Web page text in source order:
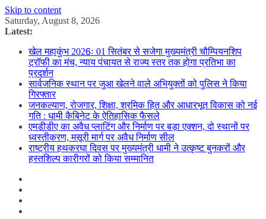
Skip to content
Saturday, August 8, 2026
Latest:
खेल महाकुंभ 2026ः 01 सितंबर से सजेगा मुख्यमंत्री चौम्पियनशिप
ट्रॉफी का मंच, न्याय पंचायत से राज्य स्तर तक होगा प्रतिभा का
प्रदर्शन
सार्वजनिक स्थान पर जुआ खेलने वाले अभियुक्तों को पुलिस ने किया
गिरफ्तार
जनकल्याण, रोजगार, शिक्षा, श्रमिक हित और आधारभूत विकास को नई
गति : धामी कैबिनेट के ऐतिहासिक फैसले
एमडीडीए का अवैध प्लाटिंग और निर्माण पर बड़ा एक्शन, दो स्थानों पर
ध्वस्तीकरण, मसूरी मार्ग पर अवैध निर्माण सील
राष्ट्रीय हथकरघा दिवस पर मुख्यमंत्री धामी ने उत्कृष्ट बुनकरों और
हस्तशिल्प कारीगरों को किया सम्मानित